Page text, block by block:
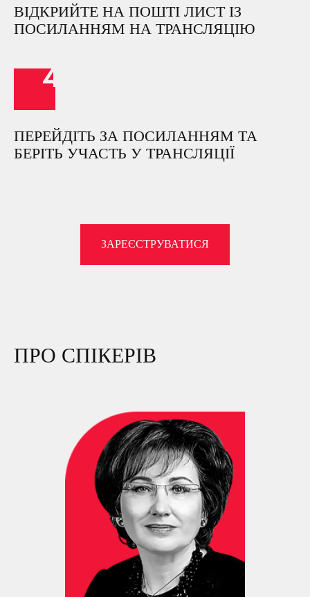
ВІДКРИЙТЕ НА ПОШТІ ЛИСТ ІЗ
ПОСИЛАННЯМ НА ТРАНСЛЯЦІЮ
ПЕРЕЙДІТЬ ЗА ПОСИЛАННЯМ ТА
БЕРІТЬ УЧАСТЬ У ТРАНСЛЯЦІЇ
ЗАРЕЄСТРУВАТИСЯ
ПРО СПІКЕРІВ